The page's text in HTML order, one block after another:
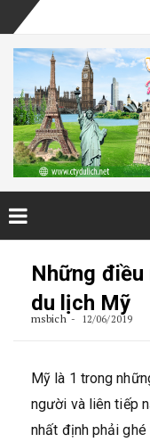
Những
du lịch Mỹ
msbich 12/06/2019
Mỹ là 1 trong
người và liên tiếp
nhất định phải